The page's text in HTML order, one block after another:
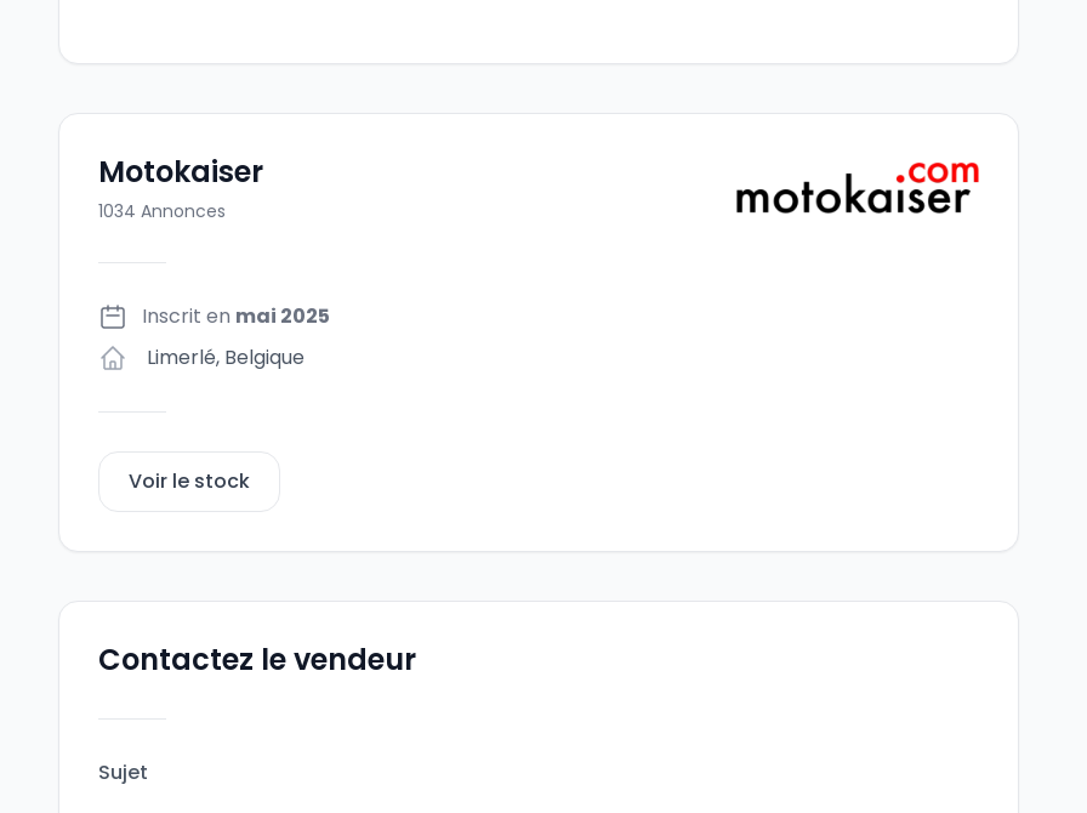
Motokaiser
1034 Annonces
Inscrit en mai 2025
Limerlé, Belgique
Voir le stock
Contactez le vendeur
Sujet